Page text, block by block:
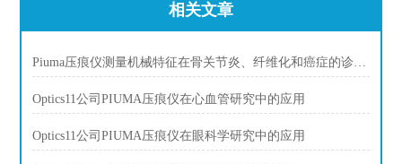
相关文章
Piuma压痕仪测量机械特征在骨关节炎、纤维化和癌症的诊断中发挥作用。
Optics11公司PIUMA压痕仪在心血管研究中的应用
Optics11公司PIUMA压痕仪在眼科学研究中的应用